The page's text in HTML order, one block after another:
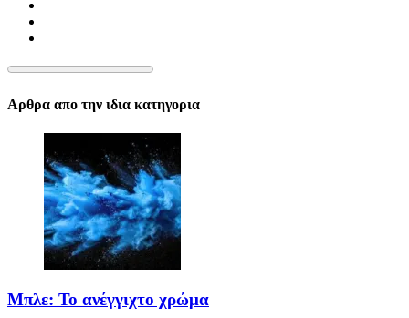
Αρθρα απο την ιδια κατηγορια
Μπλε: Το ανέγγιχτο χρώμα